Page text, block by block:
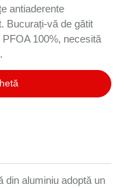
antiaderente
Bucurați-vă de gătit
100%, necesită
din aluminiu adoptă un